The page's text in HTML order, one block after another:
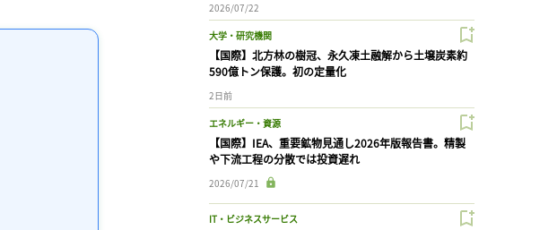
2026/07/22
大学・研究機関
【国際】北方林の樹冠、永久凍土融解から土壌炭素約
590億トン保護。初の定量化
2日前
エネルギー・資源
【国際】IEA、重要鉱物見通し2026年版報告書。精製
や下流工程の分散では投資遅れ
2026/07/21
IT・ビジネスサービス